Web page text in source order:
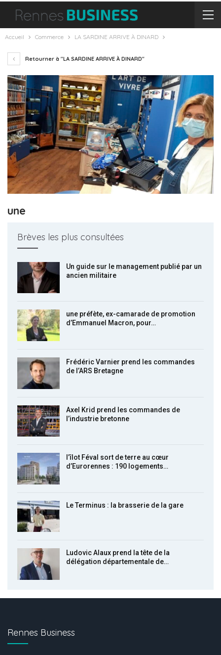
Accueil Commerce LA SARDINE ARRIVE À DINARD
Retourner à "LA SARDINE ARRIVE À DINARD"
une
Brèves les plus consultées
Un guide sur le management publié par un
ancien militaire
une préfète, ex-camarade de promotion
d’Emmanuel Macron, pour…
Frédéric Varnier prend les commandes
de l’ARS Bretagne
Axel Krid prend les commandes de
l’industrie bretonne
l’îlot Féval sort de terre au cœur
d’Eurorennes : 190 logements…
Le Terminus : la brasserie de la gare
Ludovic Alaux prend la tête de la
délégation départementale de…
Rennes Business